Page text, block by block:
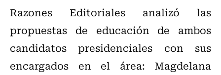
Razones Editoriales analizó las
propuestas de educación de ambos
candidatos presidenciales con sus
encargados en el área: Magdelana